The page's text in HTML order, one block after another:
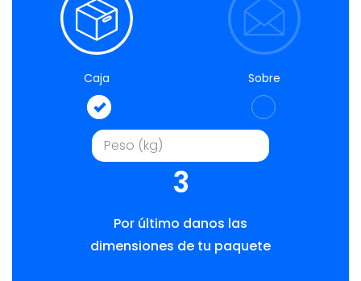
Caja Sobre
3
Por último danos las
dimensiones de tu paquete